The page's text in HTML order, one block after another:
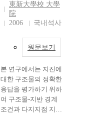
東新大學校 大學
院
2006
국내석사
원문보기
본 연구에서는 지진에
대한 구조물의 정확한
응답을 평가하기 위하
여 구조물-지반 경계
조건과 다지지점 지진